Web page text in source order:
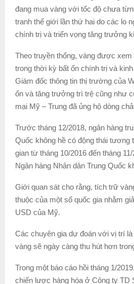
đang mua vàng với tốc độ chưa
tranh thế giới lần thứ hai do các lo
chính trị và triển vọng tăng trưởng
Theo truyền thống, vàng được
trong thời kỳ bất ổn chính trị và kinh
Giám đốc thông tin thị trường của
ổn và tăng trưởng trì trệ cũng như
mại Mỹ – Trung đã ủng hộ dòng
Trước tháng 12/2018, ngân hàng
Quốc không hề có động thái tương
gian từ tháng 10/2016 đến tháng
Ngân hàng Nhân dân Trung Quốc
Giới quan sát cho rằng, tích trữ
thuộc của một số quốc gia nhằm
USD của Mỹ.
Các chuyên gia dự đoán với vị trí
vàng sẽ ngày càng thu hút hơn
Trong một báo cáo hồi tháng 1/2019,
chiến lược hàng hóa ở Công ty TD